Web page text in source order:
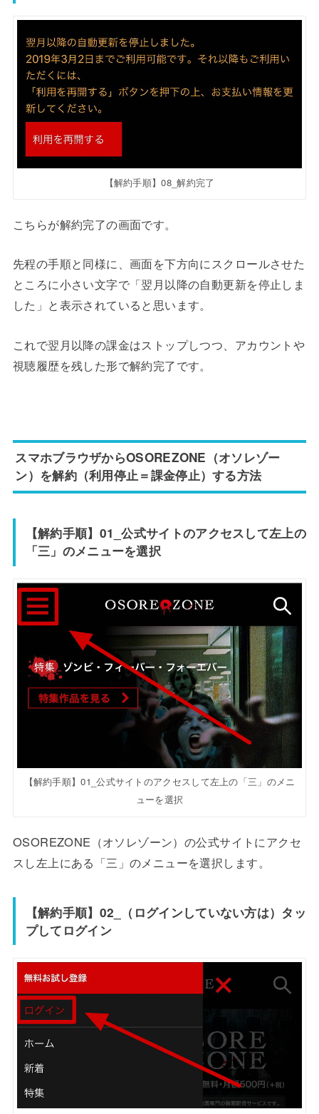
【解約手順】08_解約完了
こちらが解約完了の画面です。
先程の手順と同様に、画面を下方向にスクロールさせた
ところに小さい文字で「翌月以降の自動更新を停止しま
した」と表示されていると思います。
これで翌月以降の課金はストップしつつ、アカウントや
視聴履歴を残した形で解約完了です。
スマホブラウザからOSOREZONE（オソレゾー
ン）を解約（利用停止＝課金停止）する方法
【解約手順】01_公式サイトのアクセスして左上の
「三」のメニューを選択
【解約手順】01_公式サイトのアクセスして左上の「三」のメニ
ューを選択
OSOREZONE（オソレゾーン）の公式サイトにアクセ
スし左上にある「三」のメニューを選択します。
【解約手順】02_（ログインしていない方は）タッ
プしてログイン